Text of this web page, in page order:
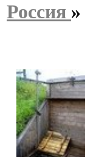
Россия »